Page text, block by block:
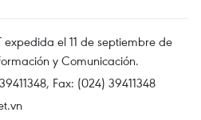
expedida el 11 de septiembre de
y Comunicación.
Fax: (024) 39411348